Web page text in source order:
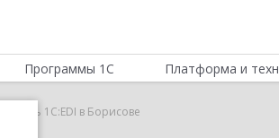
Программы 1С Платформа и
Модуль 1C:EDI в Борисове